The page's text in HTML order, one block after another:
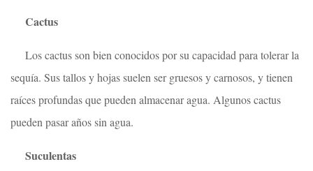
Cactus
Los cactus son bien conocidos por su capacidad para tolerar la
sequía. Sus tallos y hojas suelen ser gruesos y carnosos, y tienen
raíces profundas que pueden almacenar agua. Algunos cactus
pueden pasar años sin agua.
Suculentas